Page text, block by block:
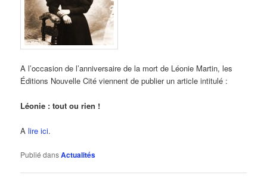
A l’occasion de l’anniversaire de la mort de Léonie Martin, les
Éditions Nouvelle Cité viennent de publier un article intitulé :
Léonie : tout ou rien !
Alire ici.
Publié dansActualités